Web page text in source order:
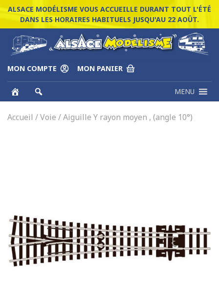
ALSACE MODÉLISME VOUS ACCUEILLE DURANT TOUT L'ÉTÉ
DANS LES HORAIRES HABITUELS JUSQU'AU 22 AOÛT.
MON COMPTE MON PANIER
MENU
Accueil /Voie / Aiguille Y rayon moyen , (angle 10°)